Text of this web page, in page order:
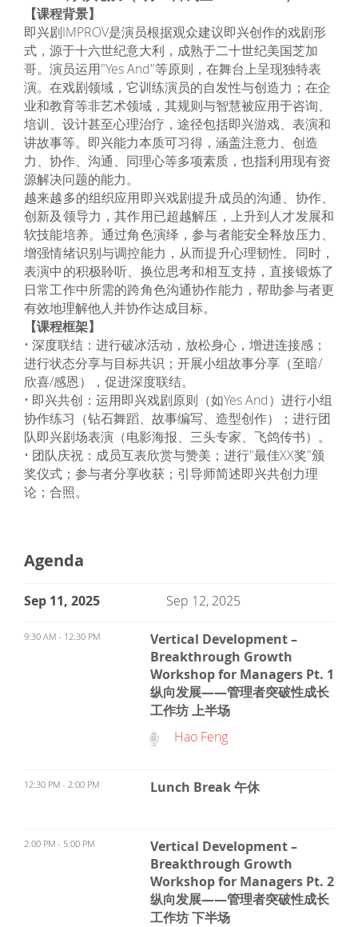
【课程背景】
即兴剧IMPROV是演员根据观众建议即兴创作的戏剧形
式，源于十六世纪意大利，成熟于二十世纪美国芝加
哥。演员运用"Yes And"等原则，在舞台上呈现独特表
演。在戏剧领域，它训练演员的自发性与创造力；在企
业和教育等非艺术领域，其规则与智慧被应用于咨询、
培训、设计甚至心理治疗，途径包括即兴游戏、表演和
讲故事等。即兴能力本质可习得，涵盖注意力、创造
力、协作、沟通、同理心等多项素质，也指利用现有资
源解决问题的能力。
越来越多的组织应用即兴戏剧提升成员的沟通、协作、
创新及领导力，其作用已超越解压，上升到人才发展和
软技能培养。通过角色演绎，参与者能安全释放压力、
增强情绪识别与调控能力，从而提升心理韧性。同时，
表演中的积极聆听、换位思考和相互支持，直接锻炼了
日常工作中所需的跨角色沟通协作能力，帮助参与者更
有效地理解他人并协作达成目标。
【课程框架】
• 深度联结：进行破冰活动，放松身心，增进连接感；
进行状态分享与目标共识；开展小组故事分享（至暗/
欣喜/感恩），促进深度联结。
• 即兴共创：运用即兴戏剧原则（如Yes And）进行小组
协作练习（钻石舞蹈、故事编写、造型创作）；进行团
队即兴剧场表演（电影海报、三头专家、飞鸽传书）。
• 团队庆祝：成员互表欣赏与赞美；进行"最佳XX奖"颁
奖仪式；参与者分享收获；引导师简述即兴共创力理
论；合照。
Agenda
Sep 11, 2025 Sep 12, 2025
9:30 AM - 12:30 PM
Vertical Development –
Breakthrough Growth
Workshop for Managers Pt. 1
纵向发展——管理者突破性成长
工作坊 上半场
Hao Feng
12:30 PM - 2:00 PM Lunch Break 午休
2:00 PM - 5:00 PM
Vertical Development –
Breakthrough Growth
Workshop for Managers Pt. 2
纵向发展——管理者突破性成长
工作坊 下半场